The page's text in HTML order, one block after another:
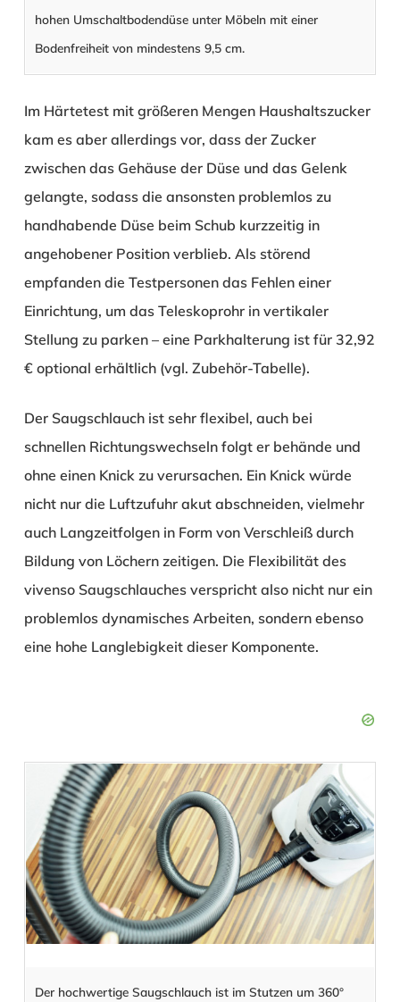
hohen Umschaltbodendüse unter Möbeln mit einer
Bodenfreiheit von mindestens 9,5 cm.
Im Härtetest mit größeren Mengen Haushaltszucker
kam es aber allerdings vor, dass der Zucker
zwischen das Gehäuse der Düse und das Gelenk
gelangte, sodass die ansonsten problemlos zu
handhabende Düse beim Schub kurzzeitig in
angehobener Position verblieb. Als störend
empfanden die Testpersonen das Fehlen einer
Einrichtung, um das Teleskoprohr in vertikaler
Stellung zu parken – eine Parkhalterung ist für 32,92
€ optional erhältlich (vgl. Zubehör-Tabelle).
Der Saugschlauch ist sehr flexibel, auch bei
schnellen Richtungswechseln folgt er behände und
ohne einen Knick zu verursachen. Ein Knick würde
nicht nur die Luftzufuhr akut abschneiden, vielmehr
auch Langzeitfolgen in Form von Verschleiß durch
Bildung von Löchern zeitigen. Die Flexibilität des
vivenso Saugschlauches verspricht also nicht nur ein
problemlos dynamisches Arbeiten, sondern ebenso
eine hohe Langlebigkeit dieser Komponente.
Der hochwertige Saugschlauch ist im Stutzen um 360°